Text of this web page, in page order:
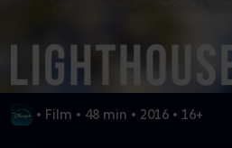
• Film • 48 min • 2016 • 16+